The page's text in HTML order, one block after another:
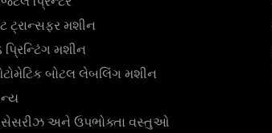
ટ્રાન્સફર મશીન
પ્રિન્ટિંગ મશીન
બોટલ લેબલિંગ મશીન
અને ઉપભોક્તા વસ્તુઓ